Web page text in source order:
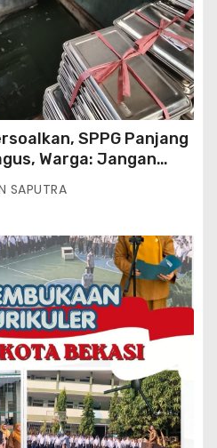
SPPG Panjang
Warga: Jangan
Kami
SAPUTRA